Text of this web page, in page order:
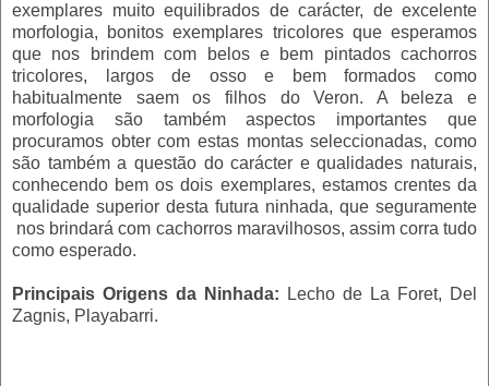
exemplares muito equilibrados de carácter, de excelente
morfologia, bonitos exemplares tricolores que esperamos
que nos brindem com belos e bem pintados cachorros
tricolores, largos de osso e bem formados como
habitualmente saem os filhos do Veron. A beleza e
morfologia são também aspectos importantes que
procuramos obter com estas montas seleccionadas, como
são também a questão do carácter e qualidades naturais,
conhecendo bem os dois exemplares, estamos crentes da
qualidade superior desta futura ninhada, que seguramente
nos brindará com cachorros maravilhosos, assim corra tudo
como esperado.
Principais Origens da Ninhada: Lecho de La Foret, Del
Zagnis, Playabarri.